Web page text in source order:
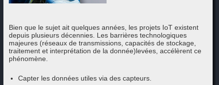
Bien que le sujet ait quelques années, les projets IoT existent
depuis plusieurs décennies. Les barrières technologiques
majeures (réseaux de transmissions, capacités de stockage,
traitement et interprétation de la donnée)levées, accélèrent ce
phénomène.
Capter les données utiles via des capteurs.